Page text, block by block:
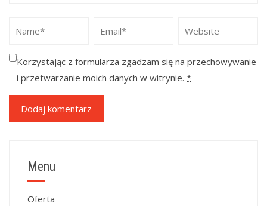
Korzystając z formularza zgadzam się na przechowywanie
i przetwarzanie moich danych w witrynie. *
Menu
Oferta